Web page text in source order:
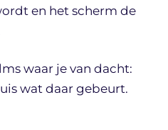
en het scherm de
waar je van dacht:
wat daar gebeurt.